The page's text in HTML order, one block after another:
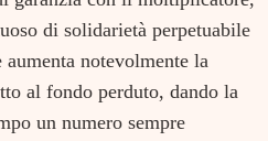
di solidarietà perpetuabile
notevolmente la
al fondo perduto, dando la
un numero sempre